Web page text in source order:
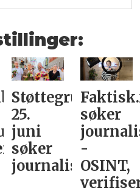
podkast-
Støttegruppa
25.
juni
søker
journalist
søker
-
OSINT,